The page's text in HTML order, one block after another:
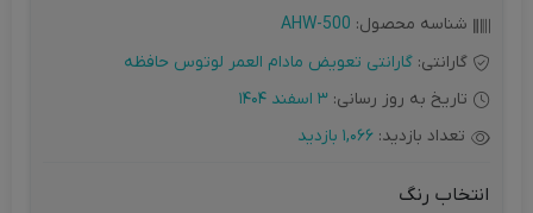
شناسه محصول: AHW-500
گارانتی: گارانتی تعویض مادام العمر لوتوس حافظه
تاریخ به روز رسانی: 3 اسفند 1404
تعداد بازدید: 1,066 بازدید
انتخاب رنگ